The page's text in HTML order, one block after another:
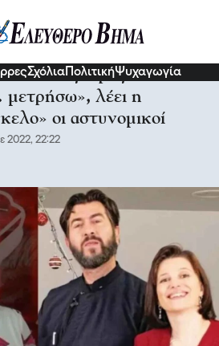
Σχόλια ΠολιτικήΨυχαγωγία
και τις λίρες από τη
μετρήσω», λέει η
οι αστυνομικοί
2022, 22:22